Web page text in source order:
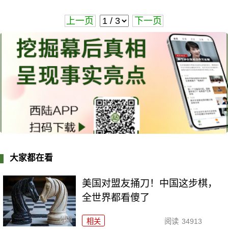
上一页 下一页
大家都在看
美国对盟友捅刀！中国这步棋，
全世界都看傻了
相关 阅读 34913